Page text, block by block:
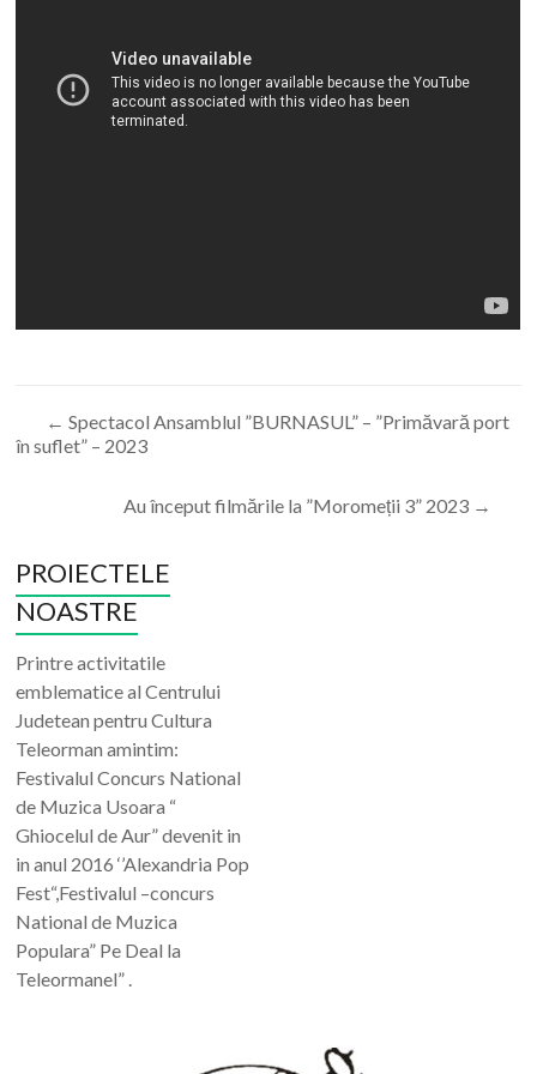
← Spectacol Ansamblul ”BURNASUL” – ”Primăvară port
în suflet” – 2023
Au început filmările la ”Moromeții 3” 2023 →
PROIECTELE
NOASTRE
Printre activitatile
emblematice al Centrului
Judetean pentru Cultura
Teleorman amintim:
Festivalul Concurs National
de Muzica Usoara “
Ghiocelul de Aur” devenit in
in anul 2016 ‘’Alexandria Pop
Fest“,Festivalul –concurs
National de Muzica
Populara” Pe Deal la
Teleormanel” .